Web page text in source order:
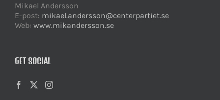
Mikael Andersson
E-post: mikael.andersson@centerpartiet.se
Web: www.mikandersson.se
GET SOCIAL